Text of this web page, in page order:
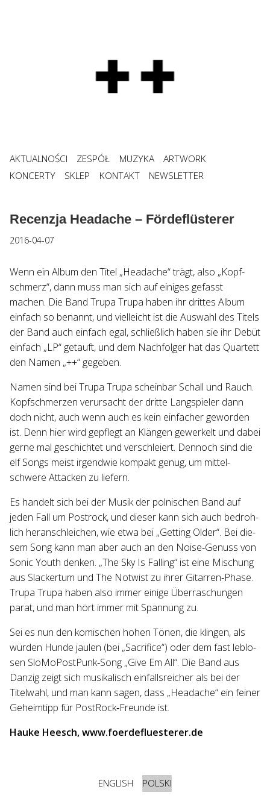
AKTUALNOŚCI ZESPÓŁ MUZYKA
ARTWORK
KONCERTY
SKLEP KONTAKT NEWSLETTER
Recenzja Headache – Fördeflüsterer
2016-04-07
Wenn ein Album den Titel „Head­a­che“ trägt, also „Kopf­
schmerz“, dann muss man sich auf eini­ges gefasst
machen. Die Band Trupa Trupa haben ihr drit­tes Album
ein­fach so benannt, und viel­leicht ist die Aus­wahl des Titels
der Band auch ein­fach egal, schließ­lich haben sie ihr Debüt
ein­fach „LP“ getauft, und dem Nach­fol­ger hat das Quar­tett
den Namen „++“ gegeben.
Namen sind bei Trupa Trupa schein­bar Schall und Rauch.
Kopf­schmer­zen ver­ur­sacht der dritte Lang­spie­ler dann
doch nicht, auch wenn auch es kein ein­fa­cher gewor­den
ist. Denn hier wird gepflegt an Klän­gen gewer­kelt und dabei
gerne mal geschich­tet und ver­schlei­ert. Den­noch sind die
elf Songs meist irgend­wie kom­pakt genug, um mit­tel­
schwere Atta­cken zu liefern.
Es han­delt sich bei der Musik der pol­ni­schen Band auf
jeden Fall um Post­rock, und die­ser kann sich auch bedroh­
lich her­an­schlei­chen, wie etwa bei „Get­ting Older“. Bei die­
sem Song kann man aber auch an den Noise‐​Genuss von
Sonic Youth den­ken. „The Sky Is Fal­ling“ ist eine Mischung
aus Sla­cker­tum und The Not­wist zu ihrer Gitarren‐​Phase.
Trupa Trupa haben also immer einige Über­ra­schun­gen
parat, und man hört immer mit Span­nung zu.
Sei es nun den komi­schen hohen Tönen, die klin­gen, als
wür­den Hunde jau­len (bei „Sacri­fice“) oder dem fast leb­lo­
sen SloMoPostPunk‐​Song „Give Em All“. Die Band aus
Dan­zig zeigt sich musi­ka­lisch ein­falls­rei­cher als bei der
Titel­wahl, und man kann sagen, dass „Head­a­che“ ein fei­ner
Geheim­tipp für PostRock‐​Freunde ist.
Hauke Heesch, www.foerdefluesterer.de
ENGLISH POLSKI